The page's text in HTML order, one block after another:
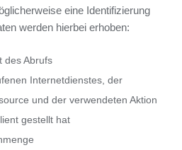
eine Identifizierung
werden hierbei erhoben:
des Abrufs
Internetdienstes, der
und der verwendeten Aktion
gestellt hat